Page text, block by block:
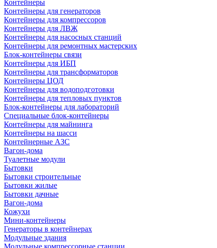
Контейнеры
Контейнеры для генераторов
Контейнеры для компрессоров
Контейнеры для ЛВЖ
Контейнеры для насосных станций
Контейнеры для ремонтных мастерских
Блок-контейнеры связи
Контейнеры для ИБП
Контейнеры для трансформаторов
Контейнеры ЦОД
Контейнеры для водоподготовки
Контейнеры для тепловых пунктов
Блок-контейнеры для лабораторий
Специальные блок-контейнеры
Контейнеры для майнинга
Контейнеры на шасси
Контейнерные АЗС
Вагон-дома
Туалетные модули
Бытовки
Бытовки строительные
Бытовки жилые
Бытовки дачные
Вагон-дома
Кожухи
Мини-контейнеры
Генераторы в контейнерах
Модульные здания
Модульные компрессорные станции